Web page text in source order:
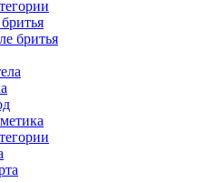
бритья